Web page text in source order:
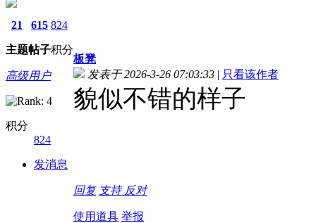
21
主题
615
帖子
824
积分
高级用户
积分
824
发消息
板凳
发表于 2026-3-26 07:03:33 | 只看该作者
貌似不错的样子
回复 支持 反对
使用道具 举报